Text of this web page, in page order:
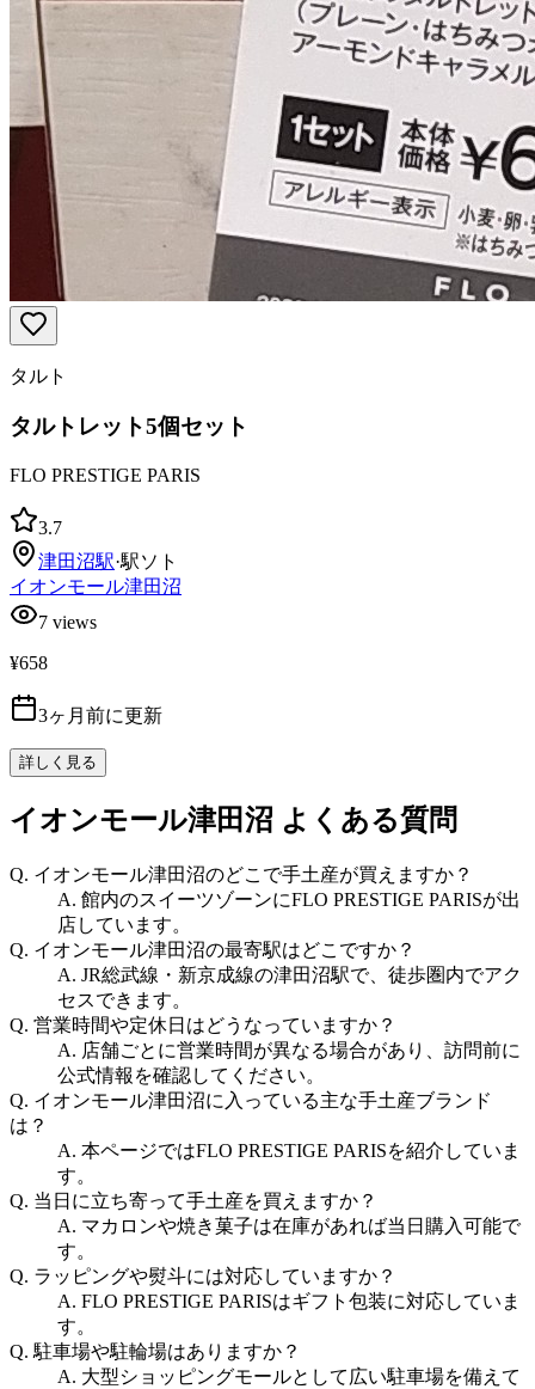
タルト
タルトレット5個セット
FLO PRESTIGE PARIS
3.7
津田沼駅·駅ソト
イオンモール津田沼
7 views
¥658
3ヶ月前に更新
詳しく見る
イオンモール津田沼 よくある質問
Q. イオンモール津田沼のどこで手土産が買えますか？
A. 館内のスイーツゾーンにFLO PRESTIGE PARISが出
店しています。
Q. イオンモール津田沼の最寄駅はどこですか？
A. JR総武線・新京成線の津田沼駅で、徒歩圏内でアク
セスできます。
Q. 営業時間や定休日はどうなっていますか？
A. 店舗ごとに営業時間が異なる場合があり、訪問前に
公式情報を確認してください。
Q. イオンモール津田沼に入っている主な手土産ブランド
は？
A. 本ページではFLO PRESTIGE PARISを紹介していま
す。
Q. 当日に立ち寄って手土産を買えますか？
A. マカロンや焼き菓子は在庫があれば当日購入可能で
す。
Q. ラッピングや熨斗には対応していますか？
A. FLO PRESTIGE PARISはギフト包装に対応していま
す。
Q. 駐車場や駐輪場はありますか？
A. 大型ショッピングモールとして広い駐車場を備えて